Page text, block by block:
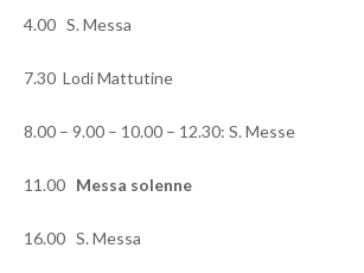
4.00 S. Messa
7.30 Lodi Mattutine
8.00 – 9.00 – 10.00 – 12.30: S. Messe
11.00 Messa solenne
16.00 S. Messa